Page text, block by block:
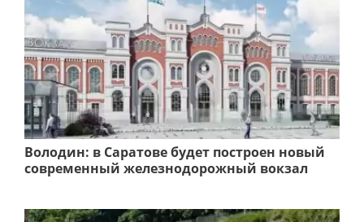
Володин: в Саратове будет построен новый
современный железнодорожный вокзал